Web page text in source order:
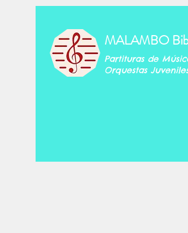
MALAMBO
Partituras de
Orquestas